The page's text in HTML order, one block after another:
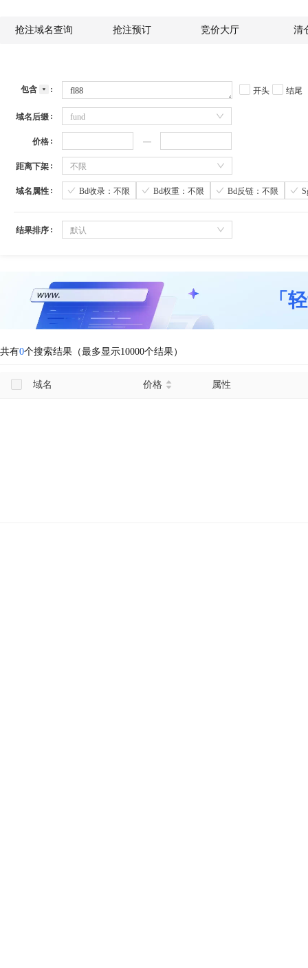
抢注域名查询 抢注预订 竞价大厅 清
包含 开头 结尾
域名后缀 fund
价格
距离下架 不限
域名属性 Bd收录：不限 Bd权重：不限 Bd反链：不限
结果排序 默认
「
共有0个搜索结果（最多显示10000个结果）
域名 价格 属性